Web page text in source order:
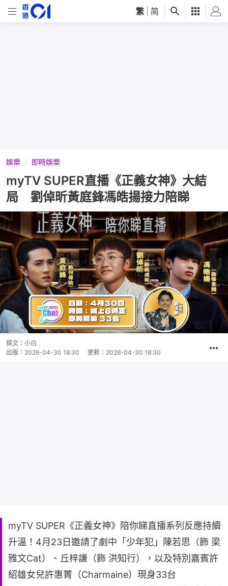
繁 简
娛樂 即時娛樂
myTV SUPER直播《正義女神》大結
局 劉倬昕黃庭鋒馮皓揚接力陪睇
撰文： 小白
出版： 2026-04-30 18:30 更新： 2026-04-30 18:30
myTV SUPER《正義女神》陪你睇直播系列反應持續
升溫！4月23日邀請了劇中「少年犯」陳若思（飾 梁
雅文Cat）、丘梓謙（飾 洪知行），以及特別嘉賓許
紹雄女兒許惠菁（Charmaine）現身33台